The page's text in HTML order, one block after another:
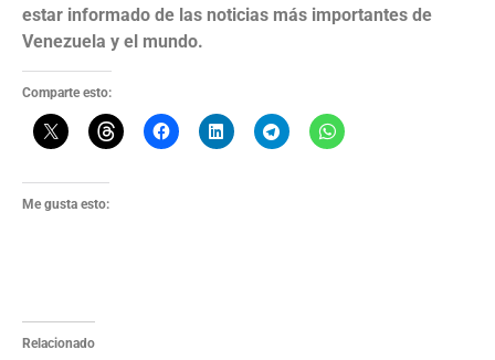
estar informado de las noticias más importantes de
Venezuela y el mundo.
Comparte esto:
Me gusta esto:
Relacionado